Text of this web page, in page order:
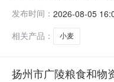
国家粮食交易中
种：2023年产小
发布时间： 2026-08-05
相关产品：
小麦
扬州市广陵粮食和物